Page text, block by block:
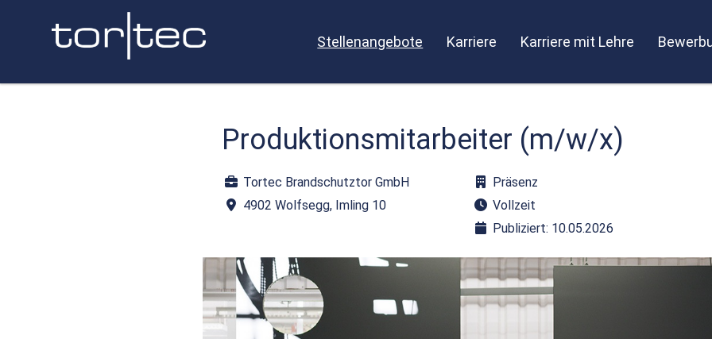
Stellenangebote Karriere Karriere mit Lehre
Produktionsmitarbeiter (m/w/x)
Tortec Brandschutztor GmbH
4902 Wolfsegg, Imling 10
Präsenz
Vollzeit
Publiziert: 10.05.2026